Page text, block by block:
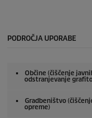
PODROČJA UPORABE
Občine (čiščenje
odstranjevanje
Gradbeništvo
opreme)